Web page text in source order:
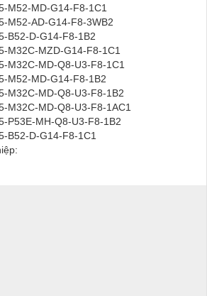
M52-MD-G14-F8-1C1
M52-AD-G14-F8-3WB2
B52-D-G14-F8-1B2
M32C-MZD-G14-F8-1C1
M32C-MD-Q8-U3-F8-1C1
M52-MD-G14-F8-1B2
M32C-MD-Q8-U3-F8-1B2
M32C-MD-Q8-U3-F8-1AC1
P53E-MH-Q8-U3-F8-1B2
B52-D-G14-F8-1C1